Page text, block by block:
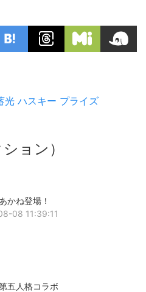
光 ハスキー プライズ
ョン）
かね登場！
08 11:39:11
五人格コラボ